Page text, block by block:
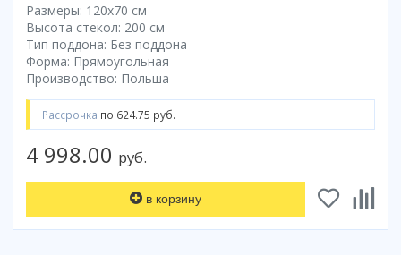
Ролики
Скребки
Коврик для душевой кабины
Смотреть все
Размеры: 120x70 cм
Высота стекол: 200 см
Тип поддона: Без поддона
Форма: Прямоугольная
Производство: Польша
Рассрочка по 624.75 руб.
4 998.00 руб.
в корзину